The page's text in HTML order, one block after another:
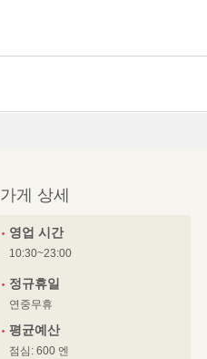
가게 상세
영업 시간
10:30~23:00
정규휴일
연중무휴
평균예산
점심: 600 엔